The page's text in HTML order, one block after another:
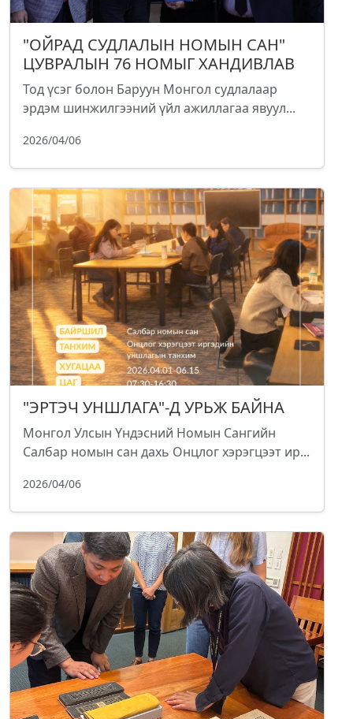
"ОЙРАД СУДЛАЛЫН НОМЫН САН"
ЦУВРАЛЫН 76 НОМЫГ ХАНДИВЛАВ
Тод үсэг болон Баруун Монгол судлалаар
эрдэм шинжилгээний үйл ажиллагаа явуул...
2026/04/06
"ЭРТЭЧ УНШЛАГА"-Д УРЬЖ БАЙНА
Монгол Улсын Үндэсний Номын Сангийн
Салбар номын сан дахь Онцлог хэрэгцээт ир...
2026/04/06